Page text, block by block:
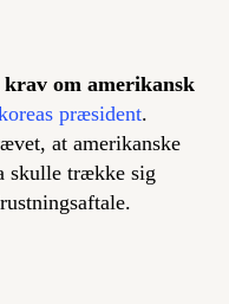
om amerikansk
præsident.
at amerikanske
skulle trække sig